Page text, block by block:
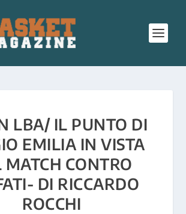
LBA/ IL PUNTO DI
EMILIA IN VISTA
MATCH CONTRO
DI RICCARDO
ROCCHI